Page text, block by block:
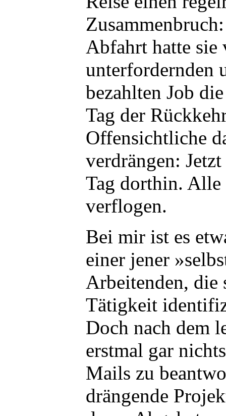
Abfahrt hatte sie
unterfordernden
bezahlten Job
Tag der
Offensichtliche
verdrängen:
Tag dorthin.
verflogen.
Bei mir ist es
einer jener
Arbeitenden,
Tätigkeit
Doch nach dem
erstmal gar
Mails zu
drängende